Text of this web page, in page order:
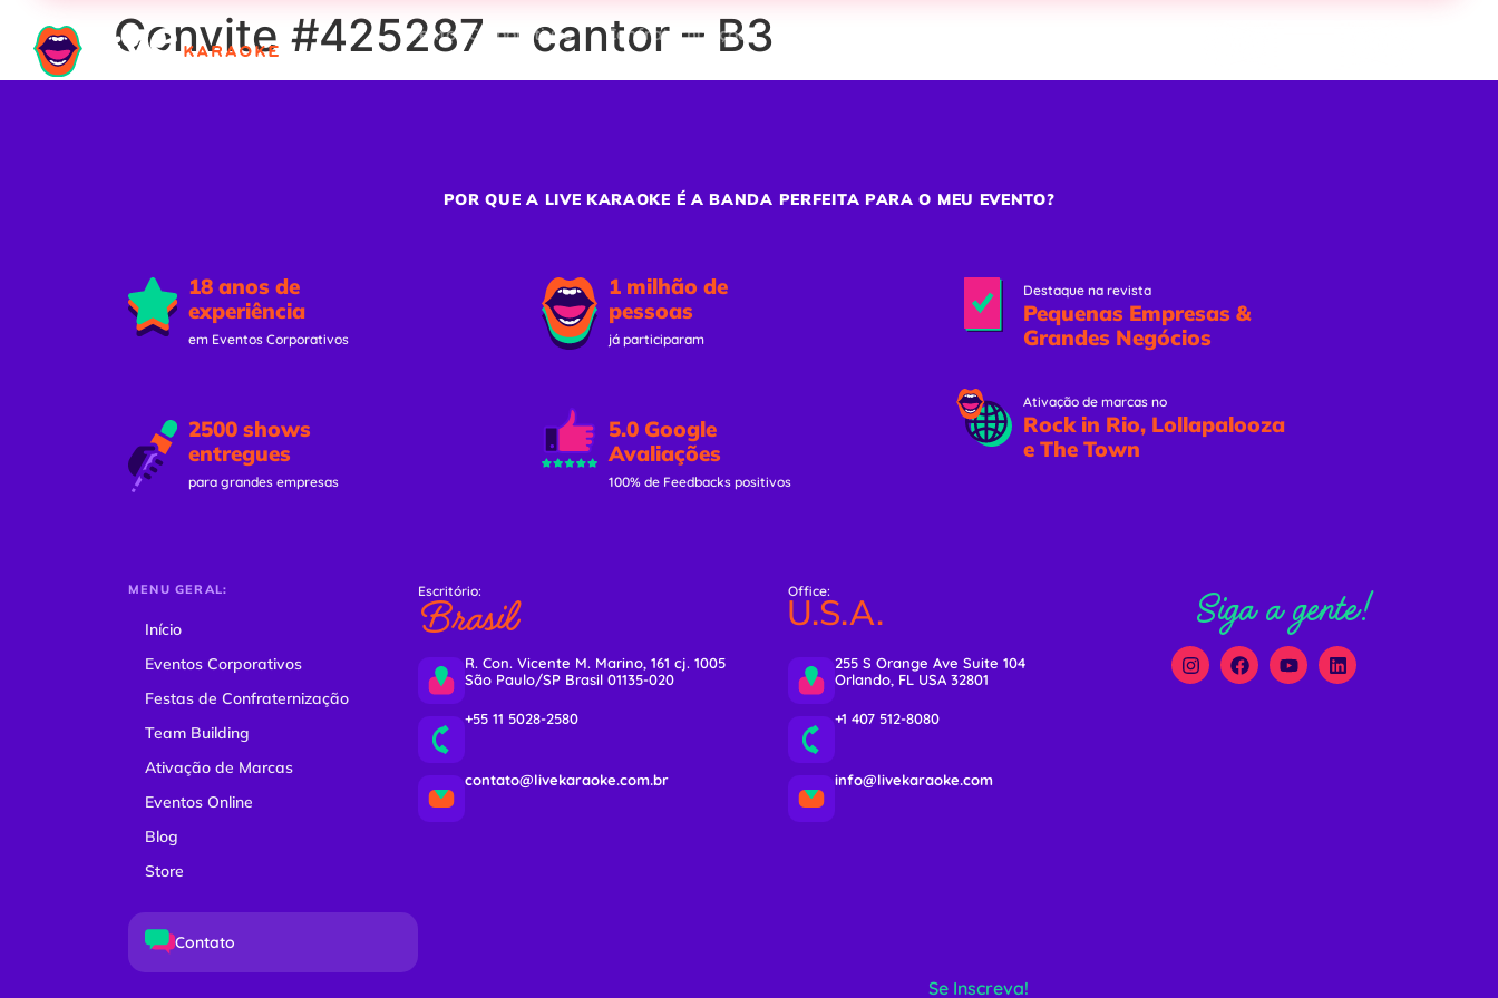
Eventos Corporativos Confraternizações
Convite #425287 – cantor – B3
POR QUE A LIVE KARAOKE É A BANDA PERFEITA PARA O MEU EVENTO?
18 anos de
experiência
em Eventos Corporativos
2500 shows
entregues
para grandes empresas
1 milhão de
pessoas
já participaram
5.0 Google
Avaliações
100% de Feedbacks positivos
Destaque na revista
Pequenas Empresas &
Grandes Negócios
Ativação de marcas no
Rock in Rio, Lollapalooza
e The Town
MENU GERAL:
Início
Eventos Corporativos
Festas de Confraternização
Team Building
Ativação de Marcas
Eventos Online
Blog
Store
Contato
Escritório:
Brasil
R. Con. Vicente M. Marino, 161 cj. 1005
São Paulo/SP Brasil 01135-020
+55 11 5028-2580
contato@livekaraoke.com.br
Office:
U.S.A.
255 S Orange Ave Suite 104
Orlando, FL USA 32801
+1 407 512-8080
info@livekaraoke.com
Siga a gente!
Se Inscreva!